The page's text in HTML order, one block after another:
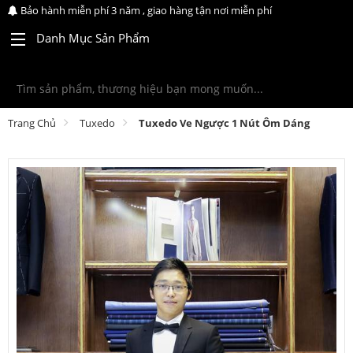
Bảo hành miễn phí 3 năm , giao hàng tận nơi miễn phí
Danh Mục Sản Phẩm
Trang Chủ Tuxedo Tuxedo Ve Ngược 1 Nút Ôm Dáng